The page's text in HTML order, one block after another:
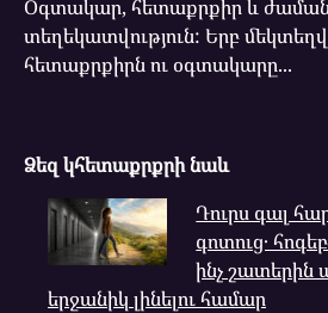
Օգտակար, հետաքրքիր և
տեղեկատվություն: Երբ
հետաքրքիրն ու օգտակարը...
Ձեզ կհետաքրքրի նաև
Դուրս գալ
գոտուց․
ինչ շատերին
երջանիկ լինելու համար